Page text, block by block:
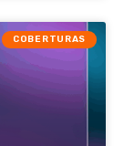
COBERTURAS